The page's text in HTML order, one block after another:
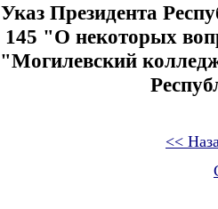
Указ Президента
145 "О некоторых
"Могилевский
<<